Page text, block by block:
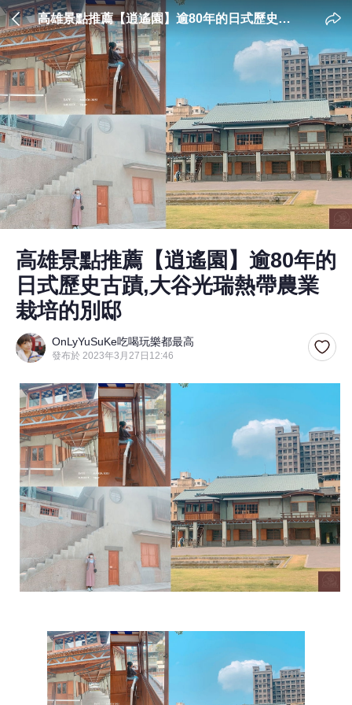
高雄景點推薦【逍遙園】逾80年的日式歷史古
蹟,大谷光瑞熱帶農業栽培的別邸
高雄景點推薦【逍遙園】逾80年的
日式歷史古蹟,大谷光瑞熱帶農業
栽培的別邸
OnLyYuSuKe吃喝玩樂都最高
發布於 2023年3月27日12:46